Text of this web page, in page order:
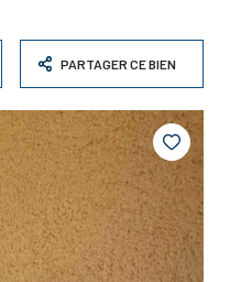
PARTAGER CE BIEN